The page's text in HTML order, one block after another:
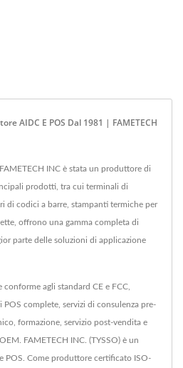
AIDC E POS Dal 1981 | FAMETECH
INC è stata un produttore di
prodotti, tra cui terminali di
di codici a barre, stampanti termiche per
offrono una gamma completa di
parte delle soluzioni di applicazione
agli standard CE e FCC,
POS complete, servizi di consulenza pre-
formazione, servizio post-vendita e
FAMETECH INC. (TYSSO) è un
POS. Come produttore certificato ISO-